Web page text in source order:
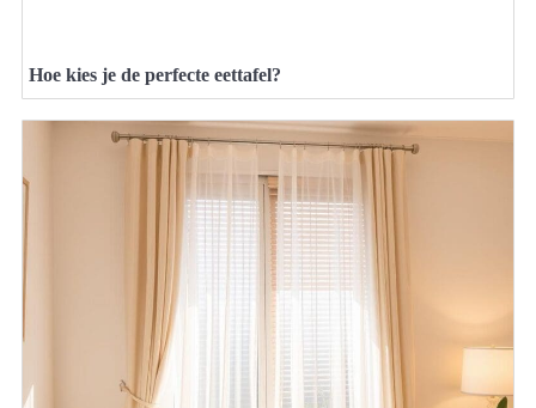
Hoe kies je de perfecte eettafel?